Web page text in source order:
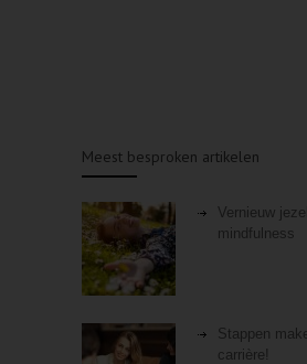
Meest besproken artikelen
Vernieuw
mindfulness
Stappen
carrière!